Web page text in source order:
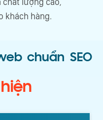
khách hàng.
chuẩn SEO